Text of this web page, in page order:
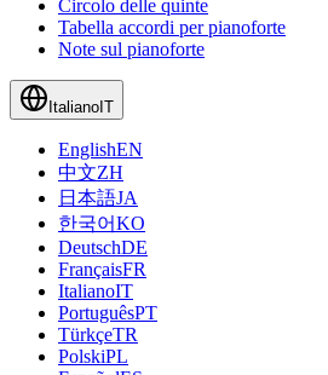
Circolo delle quinte
Tabella accordi per pianoforte
Note sul pianoforte
Italiano IT
EnglishEN
中文ZH
日本語JA
한국어KO
DeutschDE
FrançaisFR
ItalianoIT
PortuguêsPT
TürkçeTR
PolskiPL